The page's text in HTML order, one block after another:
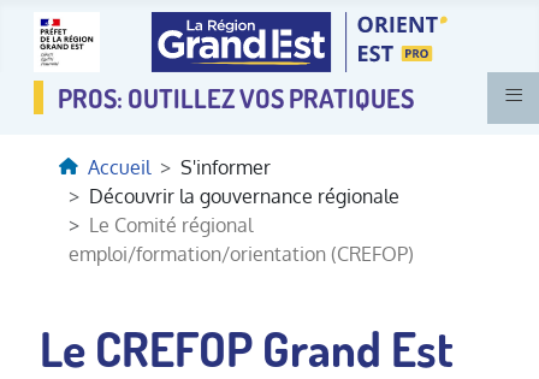
Accueil
S'informer
Découvrir la gouvernance régionale
Le Comité régional
emploi/formation/orientation (CREFOP)
Le CREFOP Grand Est
≡